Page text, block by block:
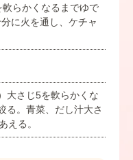
らかくなるまでゆで
に火を通し、ケチャ
大さじ5を軟らかくな
る。青菜、だし汁大さ
える。